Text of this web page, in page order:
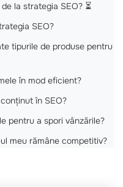
la strategia SEO? ⏳
SEO?
tipurile de produse pentru
în mod eficient?
în SEO?
pentru a spori vânzările?
meu rămâne competitiv?